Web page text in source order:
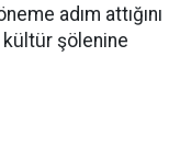
adım attığını
kültür şölenine